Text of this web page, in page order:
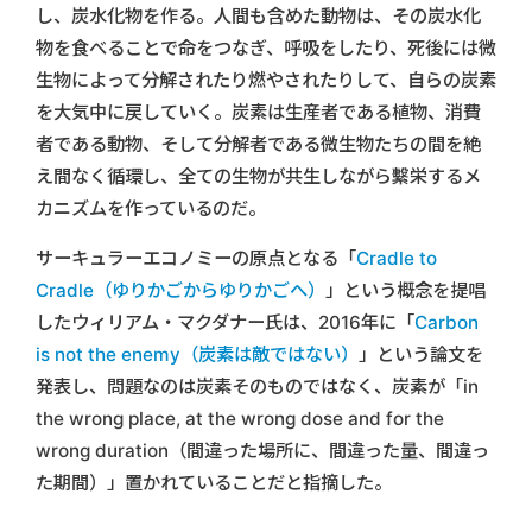
し、炭水化物を作る。人間も含めた動物は、その炭水化
物を食べることで命をつなぎ、呼吸をしたり、死後には微
生物によって分解されたり燃やされたりして、自らの炭素
を大気中に戻していく。炭素は生産者である植物、消費
者である動物、そして分解者である微生物たちの間を絶
え間なく循環し、全ての生物が共生しながら繫栄するメ
カニズムを作っているのだ。
サーキュラーエコノミーの原点となる「Cradle to
Cradle（ゆりかごからゆりかごへ）
」という概念を提唱
したウィリアム・マクダナー氏は、2016年に「Carbon
is not the enemy（炭素は敵ではない）
」という論文を
発表し、問題なのは炭素そのものではなく、炭素が「in
the wrong place, at the wrong dose and for the
wrong duration（間違った場所に、間違った量、間違っ
た期間）」置かれていることだと指摘した。